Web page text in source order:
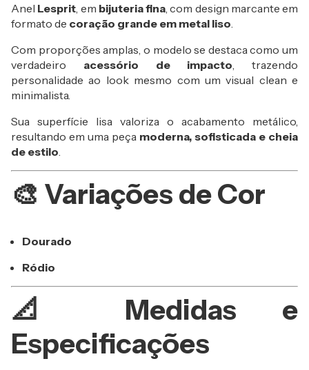
Anel Lesprit , em bijuteria fina , com design marcante em
formato de coração grande em metal liso
Com proporções amplas, o modelo se destaca como um
verdadeiro acessório de impacto , trazendo
personalidade ao look mesmo com um visual clean e
minimalista.
Sua superfície lisa valoriza o acabamento metálico,
resultando em uma peça moderna, sofisticada e cheia
de estilo
🎨 Variações de Cor
Dourado
Ródio
📐 Medidas e
Especificações